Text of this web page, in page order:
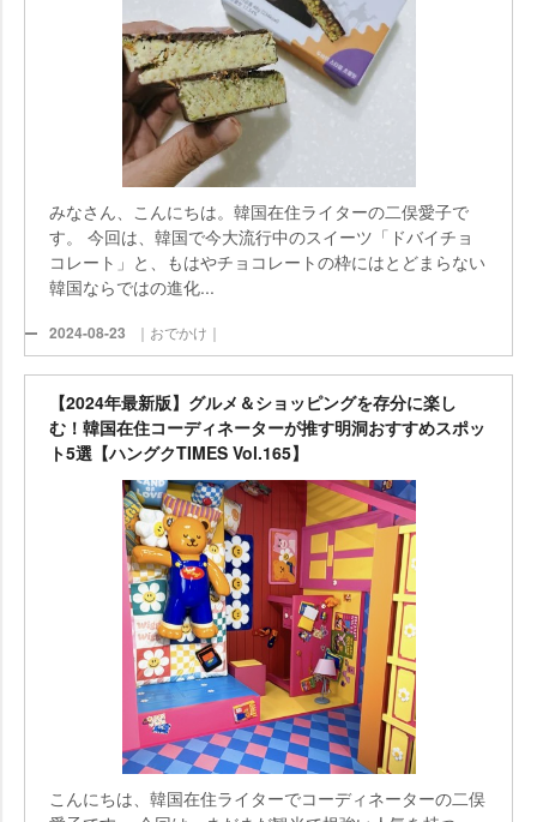
みなさん、こんにちは。韓国在住ライターの二俣愛子で
す。 今回は、韓国で今大流行中のスイーツ「ドバイチョ
コレート」と、もはやチョコレートの枠にはとどまらない
韓国ならではの進化...
2024-08-23 ｜おでかけ｜
【2024年最新版】グルメ＆ショッピングを存分に楽し
む！韓国在住コーディネーターが推す明洞おすすめスポッ
ト5選【ハングクTIMES Vol.165】
こんにちは、韓国在住ライターでコーディネーターの二俣